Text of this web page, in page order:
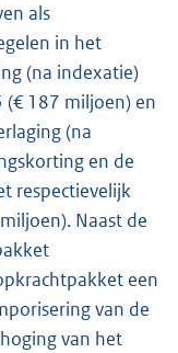
als
in het
(na indexatie)
187 miljoen) en
(na
en de
respectievelijk
Naast de
een
van de
van het